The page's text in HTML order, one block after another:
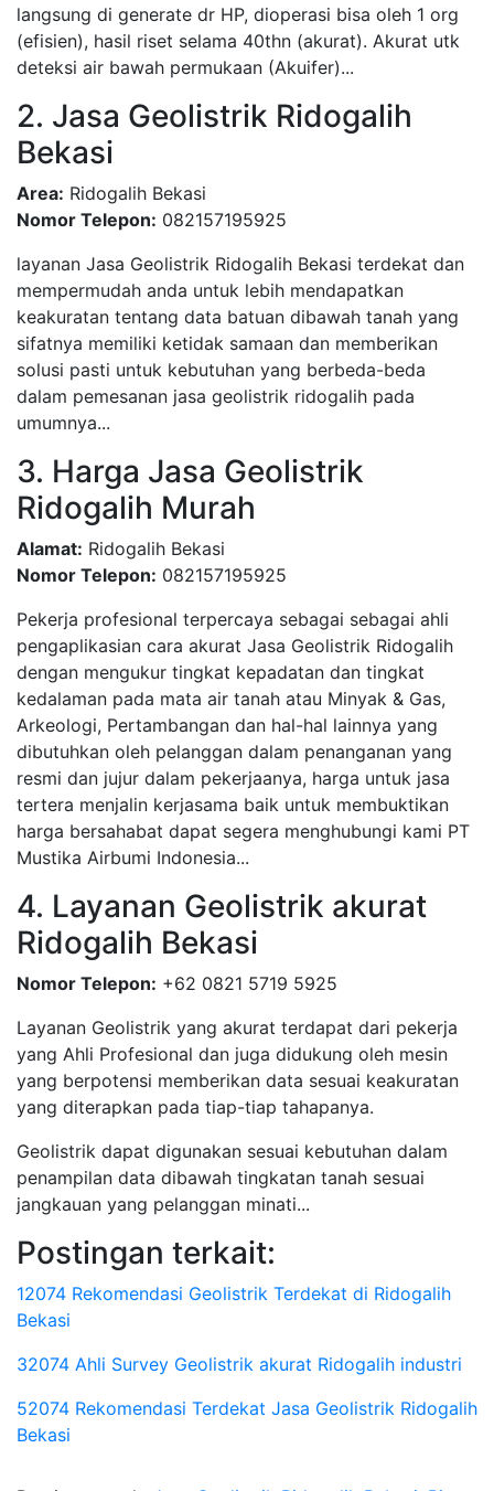
langsung di generate dr HP, dioperasi bisa oleh 1 org
(efisien), hasil riset selama 40thn (akurat). Akurat utk
deteksi air bawah permukaan (Akuifer)...
2. Jasa Geolistrik Ridogalih
Bekasi
Area: Ridogalih Bekasi
Nomor Telepon: 082157195925
layanan Jasa Geolistrik Ridogalih Bekasi terdekat dan
mempermudah anda untuk lebih mendapatkan
keakuratan tentang data batuan dibawah tanah yang
sifatnya memiliki ketidak samaan dan memberikan
solusi pasti untuk kebutuhan yang berbeda-beda
dalam pemesanan jasa geolistrik ridogalih pada
umumnya...
3. Harga Jasa Geolistrik
Ridogalih Murah
Alamat: Ridogalih Bekasi
Nomor Telepon: 082157195925
Pekerja profesional terpercaya sebagai sebagai ahli
pengaplikasian cara akurat Jasa Geolistrik Ridogalih
dengan mengukur tingkat kepadatan dan tingkat
kedalaman pada mata air tanah atau Minyak & Gas,
Arkeologi, Pertambangan dan hal-hal lainnya yang
dibutuhkan oleh pelanggan dalam penanganan yang
resmi dan jujur dalam pekerjaanya, harga untuk jasa
tertera menjalin kerjasama baik untuk membuktikan
harga bersahabat dapat segera menghubungi kami PT
Mustika Airbumi Indonesia...
4. Layanan Geolistrik akurat
Ridogalih Bekasi
Nomor Telepon: +62 0821 5719 5925
Layanan Geolistrik yang akurat terdapat dari pekerja
yang Ahli Profesional dan juga didukung oleh mesin
yang berpotensi memberikan data sesuai keakuratan
yang diterapkan pada tiap-tiap tahapanya.
Geolistrik dapat digunakan sesuai kebutuhan dalam
penampilan data dibawah tingkatan tanah sesuai
jangkauan yang pelanggan minati...
Postingan terkait:
12074 Rekomendasi Geolistrik Terdekat di Ridogalih
Bekasi
32074 Ahli Survey Geolistrik akurat Ridogalih industri
52074 Rekomendasi Terdekat Jasa Geolistrik Ridogalih
Bekasi